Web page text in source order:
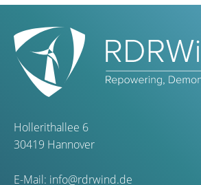
Hollerithallee 6
30419 Hannover
E-Mail: info@rdrwind.de